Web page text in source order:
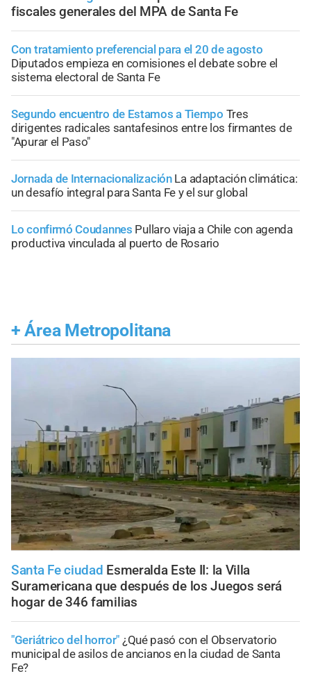
fiscales generales del MPA de Santa Fe
Con tratamiento preferencial para el 20 de agosto
Diputados empieza en comisiones el debate sobre el
sistema electoral de Santa Fe
Segundo encuentro de Estamos a Tiempo Tres
dirigentes radicales santafesinos entre los firmantes de
"Apurar el Paso"
Jornada de Internacionalización La adaptación climática:
un desafío integral para Santa Fe y el sur global
Lo confirmó Coudannes Pullaro viaja a Chile con agenda
productiva vinculada al puerto de Rosario
+ Área Metropolitana
Santa Fe ciudad Esmeralda Este II: la Villa
Suramericana que después de los Juegos será
hogar de 346 familias
"Geriátrico del horror" ¿Qué pasó con el Observatorio
municipal de asilos de ancianos en la ciudad de Santa
Fe?